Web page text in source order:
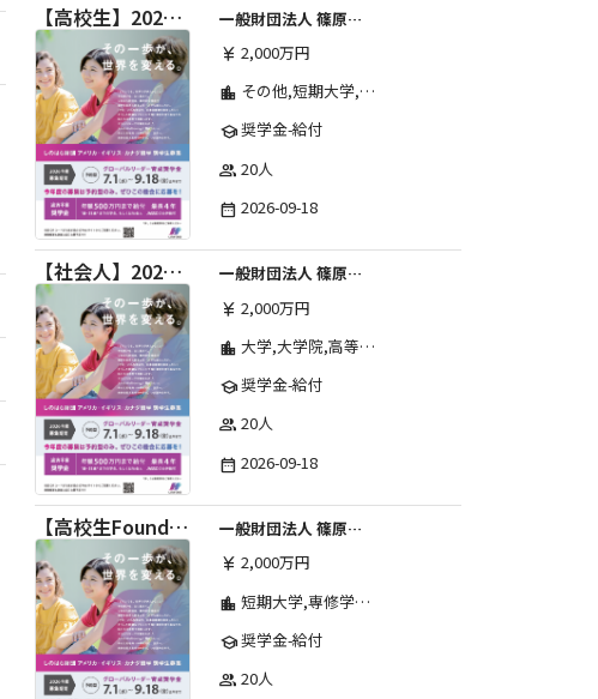
【高校生】2026年度 しのはら財団 アメリカ・イギリス・カナダ英語留学奨学金
一般財団法人 篠原欣子記念財団 (海外留学奨学金グループ)
currency_yen 2,000万円
location_city その他,短期大学,専修学校,高等専門学校,高等学校,大学院,大学
school奨学金-給付
group 20人
date_range 2026-09-18
【社会人】2026年度 しのはら財団 アメリカ・イギリス・カナダ英語留学奨学金
一般財団法人 篠原欣子記念財団 (海外留学奨学金グループ)
currency_yen 2,000万円
location_city 大学,大学院,高等学校,その他,高等専門学校,専修学校,短期大学
school奨学金-給付
group 20人
date_range 2026-09-18
【高校生Foundation Course 】2026年度 しのはら財団 アメリカ・イギリス・カナダ英語留学奨学金
一般財団法人 篠原欣子記念財団 (海外留学奨学金グループ)
currency_yen 2,000万円
location_city 短期大学,専修学校,高等専門学校,その他,高等学校,大学院,大学
school奨学金-給付
group 20人